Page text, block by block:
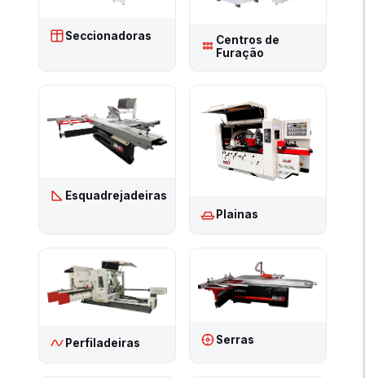
Seccionadoras
Centros de
Furação
Esquadrejadeiras
Plainas
Perfiladeiras Serras